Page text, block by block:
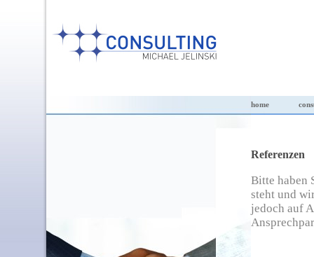
home
Referenzen
Bitte haben
steht und
jedoch auf